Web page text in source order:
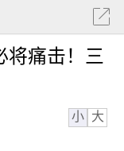
将痛击！三
小 大